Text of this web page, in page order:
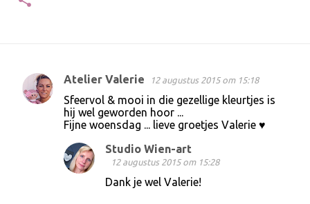
R
Atelier Valerie 12 augustus 2015 om 15:18
Sfeervol & mooi in die gezellige kleurtjes is
hij wel geworden hoor ...
Fijne woensdag ... lieve groetjes Valerie ♥
Studio Wien-art
12 augustus 2015 om 15:28
Dank je wel Valerie!